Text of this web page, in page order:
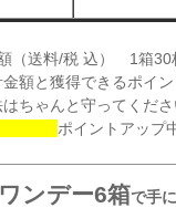
（送料/税 込） 1箱30
額と獲得できるポイン
ちゃんと守ってくださ
ポイントアップ
ンデー6箱で手